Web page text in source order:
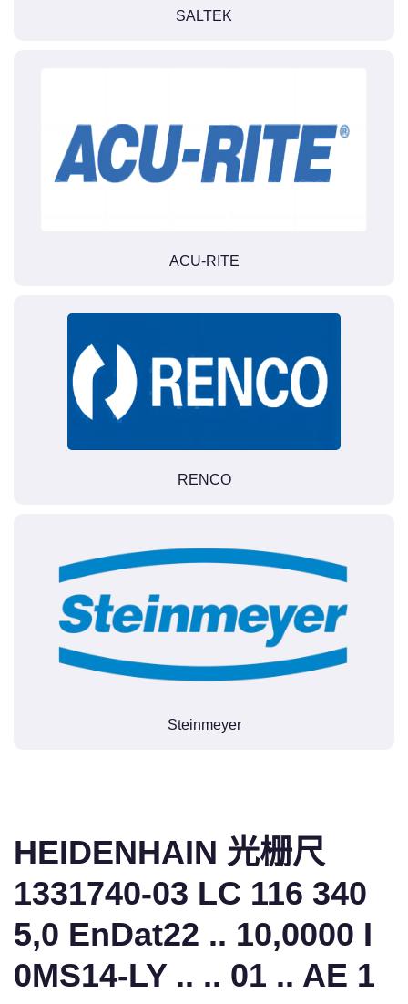
SALTEK
ACU-RITE
RENCO
Steinmeyer
HEIDENHAIN 光栅尺
1331740-03 LC 116 340
5,0 EnDat22 .. 10,0000 I
0MS14-LY .. .. 01 .. AE 1